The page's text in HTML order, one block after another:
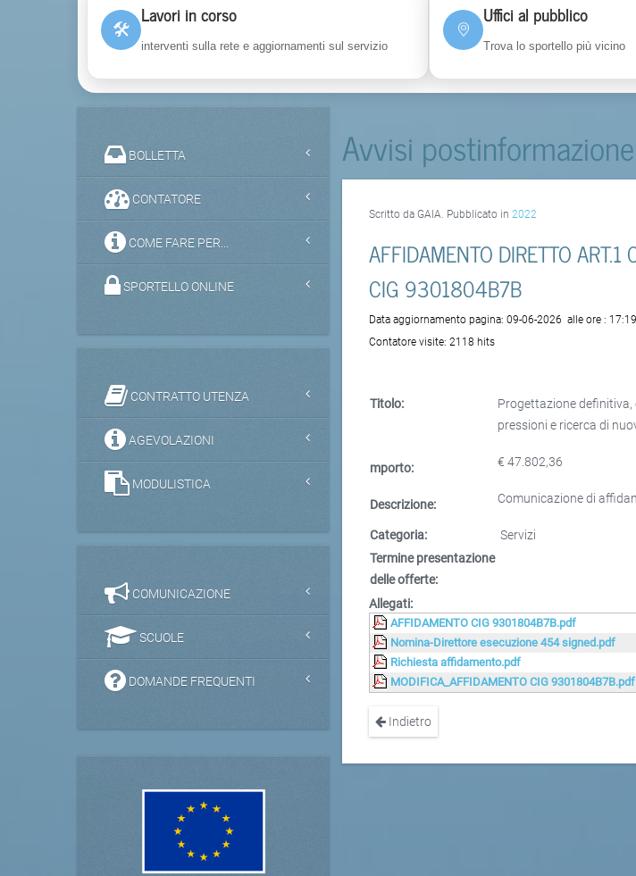
🛠
Lavori in corso
interventi sulla rete e aggiornamenti sul servizio
Uffici al pubblico
Trova lo sportello più vicino
Avvisi postinformazione
Scritto da GAIA. Pubblicato in2022
AFFIDAMENTO DIRETTO
CIG 9301804B7B
Data aggiornamento pagina:09-06-2026 alle ore :
Contatore visite:2118 hits
Titolo:
Progettazione definitiva,
pressioni e ricerca di
mporto: € 47.802,36
Descrizione: Comunicazione di
Categoria:
Servizi
Termine presentazione
delle offerte:
Allegati:
AFFIDAMENTO CIG 9301804B7B.pdf
Nomina-Direttore esecuzione 454 signed.pdf
Richiesta affidamento.pdf
MODIFICA_AFFIDAMENTO CIG 9301804B7B.pdf
Indietro
BOLLETTA
CONTATORE
COME FARE PER...
SPORTELLO ONLINE
CONTRATTO UTENZA
AGEVOLAZIONI
MODULISTICA
COMUNICAZIONE
SCUOLE
DOMANDE FREQUENTI